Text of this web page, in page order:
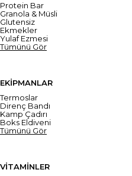
Protein Bar
Granola & Müsli
Glutensiz
Ekmekler
Yulaf Ezmesi
Tümünü Gör
EKİPMANLAR
Termoslar
Direnç Bandı
Kamp Çadırı
Boks Eldiveni
Tümünü Gör
VİTAMİNLER